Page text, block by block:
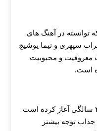
توانسته در آهنگ های
سپهری و نیما یوشیج
معروفیت و محبوبیت
است.
این رپر معروف فعالیت خود را از ۲۲ سالگی آغاز کرده است
توجه بیشتر